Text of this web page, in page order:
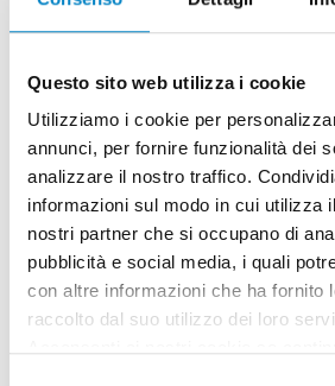
Questo sito web utilizza i cookie
Utilizziamo i cookie per
annunci, per fornire funzionalità dei
analizzare il nostro traffico.
informazioni sul modo in cui utilizza
nostri partner che si occupano di
pubblicità e social media, i quali
con altre informazioni che ha fornito
raccolto dal suo utilizzo dei loro
teorica e pratica della
una pubblicazione curata [...]